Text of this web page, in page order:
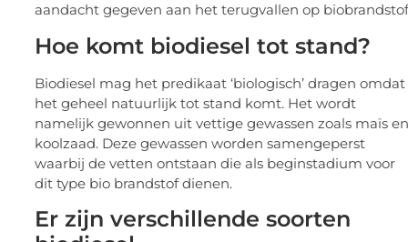
aandacht gegeven aan het terugvallen op
Hoe komt biodiesel tot stand?
Biodiesel mag het predikaat ‘biologisch’ dragen omdat
het geheel natuurlijk tot stand komt. Het wordt
namelijk gewonnen uit vettige gewassen zoals maïs
koolzaad. Deze gewassen worden samengeperst
waarbij de vetten ontstaan die als beginstadium voor
dit type bio brandstof dienen.
Er zijn verschillende soorten